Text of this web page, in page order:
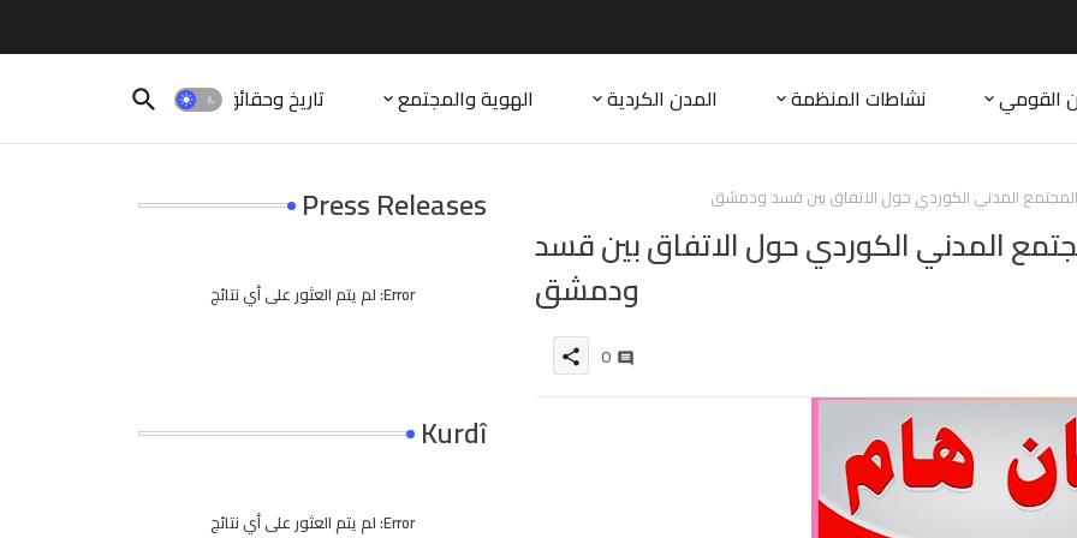
القومي نشاطات المنظمة المدن الكردية الهوية والمجتمع تاريخ وحقائق
المدني الكوردي حول الاتفاق بين قسد ودمشق
المدني الكوردي حول الاتفاق بين قسد
ودمشق
0
share
Press Releases
Error: لم يتم العثور على أي نتائج
Kurdî
Error: لم يتم العثور على أي نتائج